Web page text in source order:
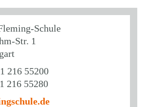
Schule
Str. 1
216 55200
216 55280